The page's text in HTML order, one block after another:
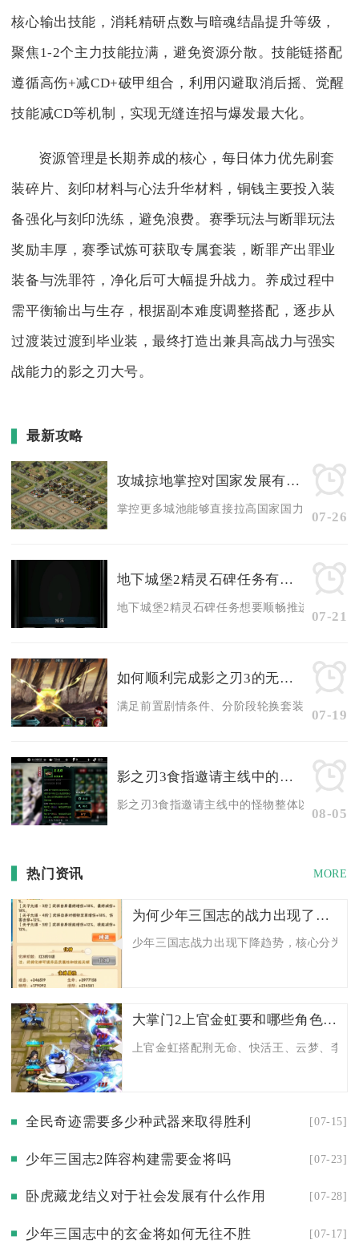
核心输出技能，消耗精研点数与暗魂结晶提升等级，
聚焦1-2个主力技能拉满，避免资源分散。技能链搭配
遵循高伤+减CD+破甲组合，利用闪避取消后摇、觉醒
技能减CD等机制，实现无缝连招与爆发最大化。
资源管理是长期养成的核心，每日体力优先刷套
装碎片、刻印材料与心法升华材料，铜钱主要投入装
备强化与刻印洗练，避免浪费。赛季玩法与断罪玩法
奖励丰厚，赛季试炼可获取专属套装，断罪产出罪业
装备与洗罪符，净化后可大幅提升战力。养成过程中
需平衡输出与生存，根据副本难度调整搭配，逐步从
过渡装过渡到毕业装，最终打造出兼具高战力与强实
战能力的影之刃大号。
最新攻略
攻城掠地掌控对国家发展有何贡献
掌控更多城池能够直接拉高国家国力等级、解
07-26
地下城堡2精灵石碑任务有什么技巧
地下城堡2精灵石碑任务想要顺畅推进，核心
07-21
如何顺利完成影之刃3的无尽捷径主线
满足前置剧情条件、分阶段轮换套装搭配、合
07-19
影之刃3食指邀请主线中的怪物有什么特点
影之刃3食指邀请主线中的怪物整体以杀气改
08-05
热门资讯 MORE
为何少年三国志的战力出现了下降趋势
少年三国志战力出现下降趋势，核心分为
大掌门2上官金虹要和哪些角色一起组成阵容
上官金虹搭配荆无命、快活王、云梦、李
全民奇迹需要多少种武器来取得胜利 [07-15]
少年三国志2阵容构建需要金将吗 [07-23]
卧虎藏龙结义对于社会发展有什么作用 [07-28]
少年三国志中的玄金将如何无往不胜 [07-17]